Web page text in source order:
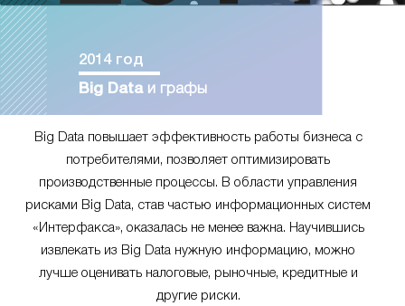
2014 год
Big Dataи графы
Big Data повышает эффективность работы бизнеса с
потребителями, позволяет оптимизировать
производственные процессы. В области управления
рисками Big Data, став частью информационных систем
«Интерфакса», оказалась не менее важна. Научившись
извлекать из Big Data нужную информацию, можно
лучше оценивать налоговые, рыночные, кредитные и
другие риски.